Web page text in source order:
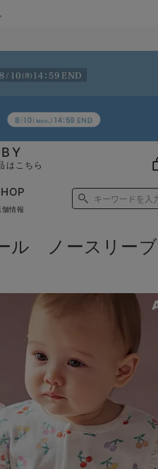
はこちら
舗情報
ル ノースリーブ